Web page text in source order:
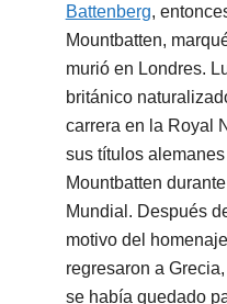
Battenberg,
Mountbatten,
murió en Londres.
británico
carrera en la Royal
sus títulos
Mountbatten
Mundial. Después
motivo del
regresaron a
se había quedado